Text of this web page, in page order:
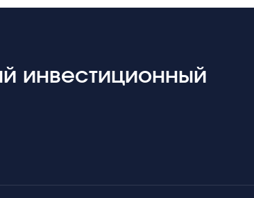
инвестиционный